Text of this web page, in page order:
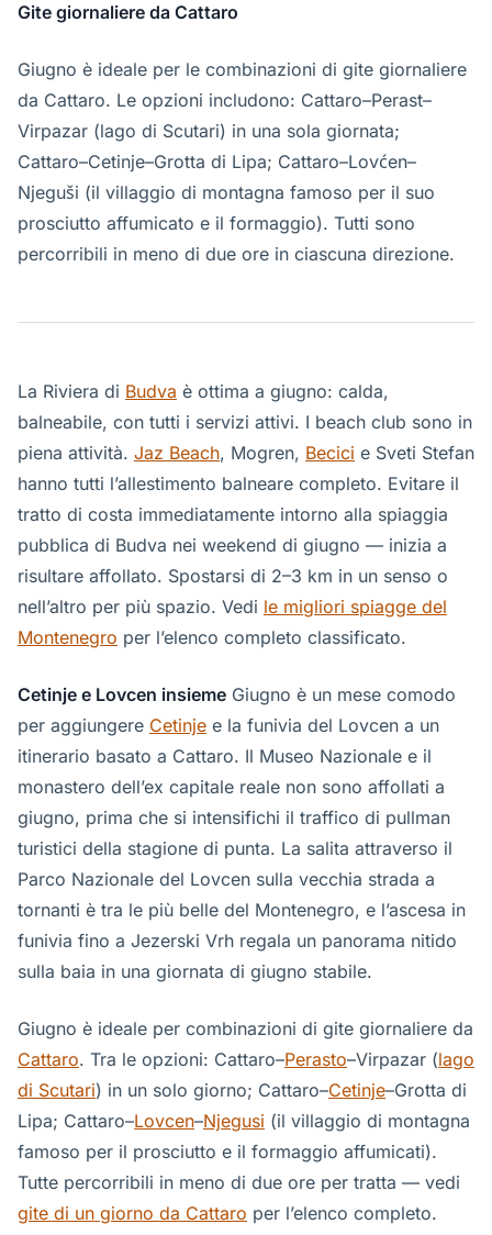
Gite giornaliere da Cattaro
Giugno è ideale per le combinazioni di gite giornaliere
da Cattaro. Le opzioni includono: Cattaro–Perast–
Virpazar (lago di Scutari) in una sola giornata;
Cattaro–Cetinje–Grotta di Lipa; Cattaro–Lovćen–
Njeguši (il villaggio di montagna famoso per il suo
prosciutto affumicato e il formaggio). Tutti sono
percorribili in meno di due ore in ciascuna direzione.
La Riviera di Budva è ottima a giugno: calda,
balneabile, con tutti i servizi attivi. I beach club sono in
piena attività. Jaz Beach, Mogren, Becici e Sveti Stefan
hanno tutti l’allestimento balneare completo. Evitare il
tratto di costa immediatamente intorno alla spiaggia
pubblica di Budva nei weekend di giugno — inizia a
risultare affollato. Spostarsi di 2–3 km in un senso o
nell’altro per più spazio. Vedi le migliori spiagge del
Montenegro per l’elenco completo classificato.
Cetinje e Lovcen insieme Giugno è un mese comodo
per aggiungere Cetinje e la funivia del Lovcen a un
itinerario basato a Cattaro. Il Museo Nazionale e il
monastero dell’ex capitale reale non sono affollati a
giugno, prima che si intensifichi il traffico di pullman
turistici della stagione di punta. La salita attraverso il
Parco Nazionale del Lovcen sulla vecchia strada a
tornanti è tra le più belle del Montenegro, e l’ascesa in
funivia fino a Jezerski Vrh regala un panorama nitido
sulla baia in una giornata di giugno stabile.
Giugno è ideale per combinazioni di gite giornaliere da
Cattaro. Tra le opzioni: Cattaro–Perasto–Virpazar (lago
di Scutari) in un solo giorno; Cattaro–Cetinje–Grotta di
Lipa; Cattaro–Lovcen–Njegusi (il villaggio di montagna
famoso per il prosciutto e il formaggio affumicati).
Tutte percorribili in meno di due ore per tratta — vedi
gite di un giorno da Cattaro per l’elenco completo.